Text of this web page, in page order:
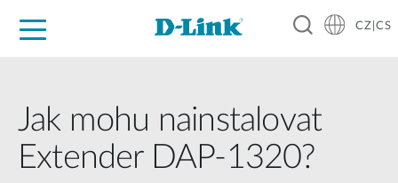
CZ|CS
Jak mohu nainstalovat
Extender DAP-1320?